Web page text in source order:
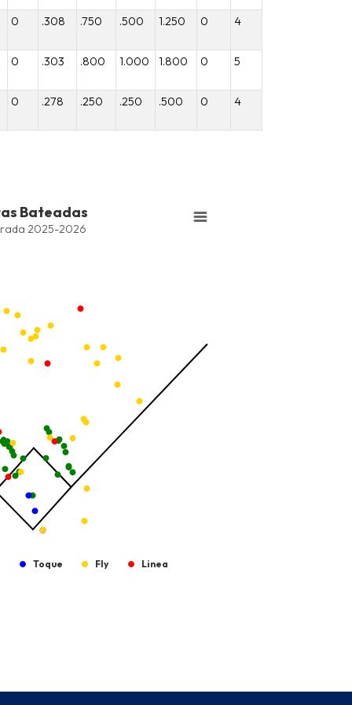
0 .308 .750 .500 1.250 0 4
0 .303 .800 1.000 1.800 0 5
0 .278 .250 .250 .500 0 4
values. Data ranges from -207.36 to -50.1.
Bateadas
2025-2026
Toque Fly Linea